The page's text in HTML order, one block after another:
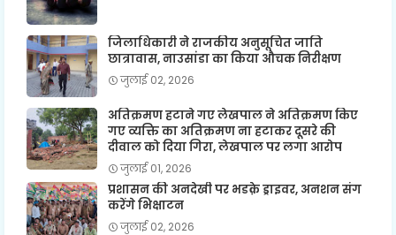
जिलाधिकारी ने राजकीय अनुसूचित जाति
छात्रावास, नाउसांडा का किया औचक निरीक्षण
जुलाई 02, 2026
अतिक्रमण हटाने गए लेखपाल ने अतिक्रमण किए
गए व्यक्ति का अतिक्रमण ना हटाकर दूसरे की
दीवाल को दिया गिरा, लेखपाल पर लगा आरोप
जुलाई 01, 2026
प्रशासन की अनदेखी पर भडक़े ड्राइवर, अनशन संग
करेंगे भिक्षाटन
जुलाई 02, 2026